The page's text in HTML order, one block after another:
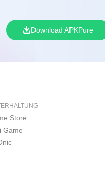
Download APKPure
Store
Game